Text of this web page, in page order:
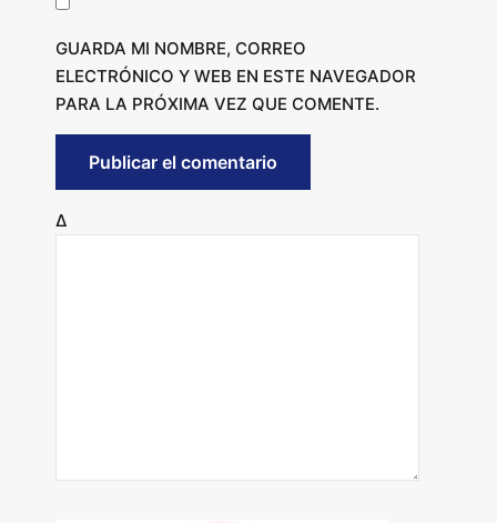
GUARDA MI NOMBRE, CORREO
ELECTRÓNICO Y WEB EN ESTE NAVEGADOR
PARA LA PRÓXIMA VEZ QUE COMENTE.
Δ